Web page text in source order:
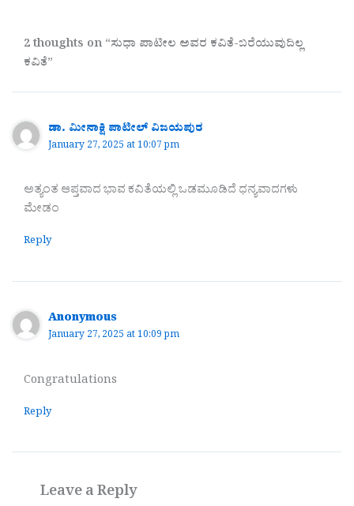
2 thoughts on “ಸುಧಾ ಪಾಟೀಲ ಅವರ ಕವಿತೆ-ಬರೆಯುವುದಿಲ್ಲ
ಕವಿತೆ”
ಡಾ. ಮೀನಾಕ್ಷಿ ಪಾಟೀಲ್ ವಿಜಯಪುರ
January 27, 2025 at 10:07 pm
ಅತ್ಯಂತ ಆಪ್ತವಾದ ಭಾವ ಕವಿತೆಯಲ್ಲಿ ಒಡಮೂಡಿದೆ ಧನ್ಯವಾದಗಳು
ಮೇಡಂ
Reply
Anonymous
January 27, 2025 at 10:09 pm
Congratulations
Reply
Leave a Reply